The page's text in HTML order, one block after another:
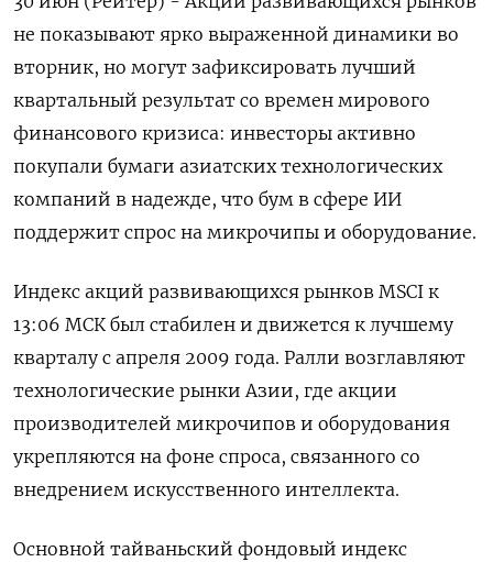
не показывают ярко выраженной динамики во
вторник, но могут зафиксировать лучший
квартальный результат со времен мирового
финансового кризиса: инвесторы активно
покупали бумаги азиатских технологических
‌компаний в надежде, что бум в сфере ИИ
поддержит спрос на микрочипы и оборудование.
Индекс акций развивающихся рынков MSCI к
13:06 МСК был стабилен и движется ​к лучшему
кварталу с апреля ​2009 года. Ралли возглавляют ​
технологические рынки ⁠Азии, где акции
производителей микрочипов и оборудования
укрепляются на ‌фоне спроса, связанного со
внедрением искусственного ‌интеллекта.
Основной тайваньский фондовый индекс